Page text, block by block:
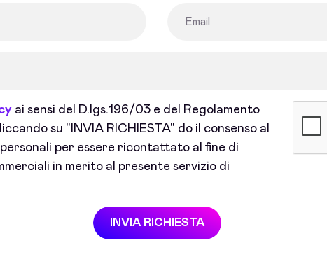
ai sensi del D.lgs.196/03 e del Regolamento
su "INVIA RICHIESTA" do il consenso al
per essere ricontattato al fine di
in merito al presente servizio di
INVIA RICHIESTA